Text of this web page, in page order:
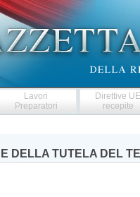
Lavori
Preparatori
Direttive
recepite
DELLA TUTELA DEL